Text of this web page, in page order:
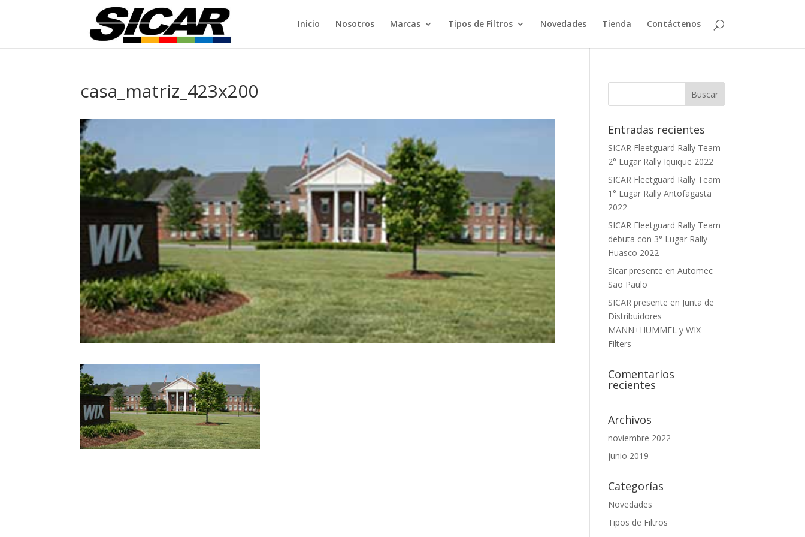
Inicio Nosotros Marcas Tipos de Filtros Novedades Tienda Contáctenos
casa_matriz_423x200
Entradas recientes
SICAR Fleetguard Rally Team
2° Lugar Rally Iquique 2022
SICAR Fleetguard Rally Team
1° Lugar Rally Antofagasta
2022
SICAR Fleetguard Rally Team
debuta con 3° Lugar Rally
Huasco 2022
Sicar presente en Automec
Sao Paulo
SICAR presente en Junta de
Distribuidores
MANN+HUMMEL y WIX
Filters
Comentarios
recientes
Archivos
noviembre 2022
junio 2019
Categorías
Novedades
Tipos de Filtros